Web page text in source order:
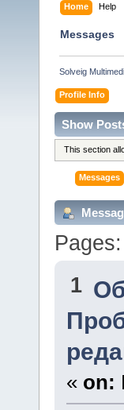
Home Help
Messages
Solveig
Profile Info
Show
This section
Messages
1
« on: